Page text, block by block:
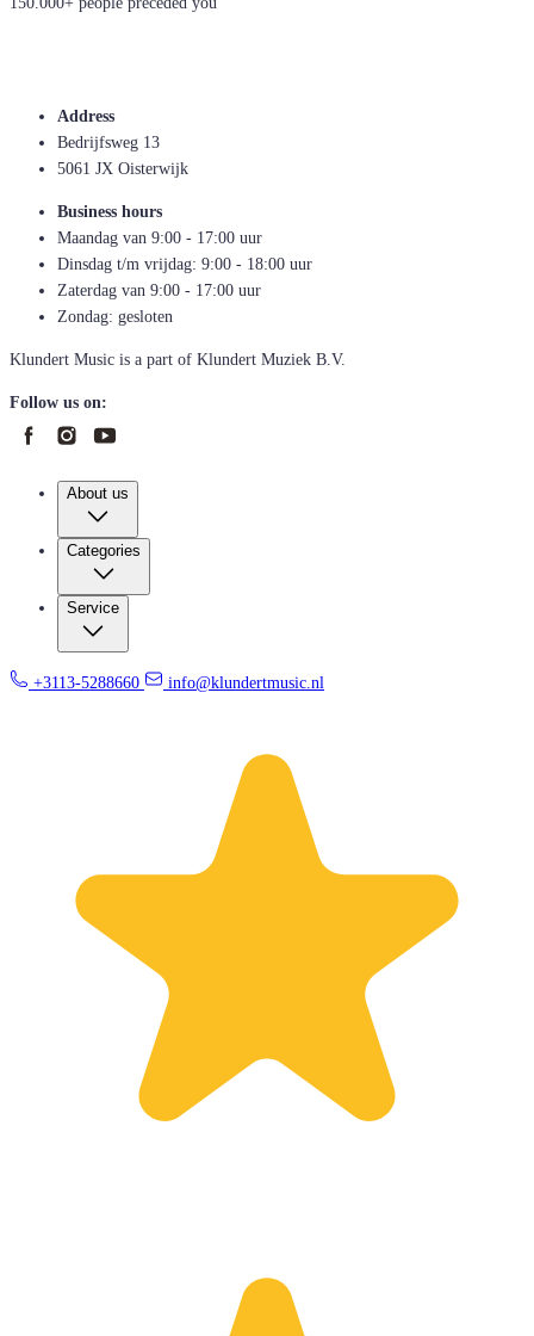
Address
Bedrijfsweg 13
5061 JX Oisterwijk
Business hours
Maandag van 9:00 - 17:00 uur
Dinsdag t/m vrijdag: 9:00 - 18:00 uur
Zaterdag van 9:00 - 17:00 uur
Zondag: gesloten
Klundert Music is a part of Klundert Muziek B.V.
Follow us on:
About us
Categories
Service
+3113-5288660 info@klundertmusic.nl